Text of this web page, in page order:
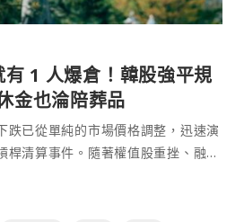
1 人爆倉！韓股強平規
金也淪陪葬品
跌已從單純的市場價格調整，迅速演
桿清算事件。隨著權值股重挫、融資
風險集中暴露，韓國金融市場正